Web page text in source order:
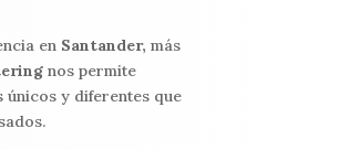
en Santander, más
nos permite
y diferentes que